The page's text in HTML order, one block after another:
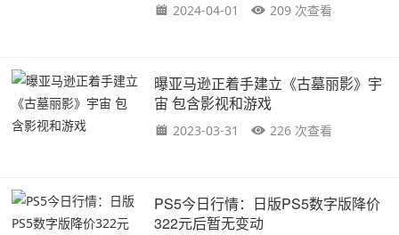
2024-04-01 209 次查看
曝亚马逊正着手建立《古墓丽影》宇
宙 包含影视和游戏
2023-03-31 226 次查看
PS5今日行情：日版PS5数字版降价
322元后暂无变动